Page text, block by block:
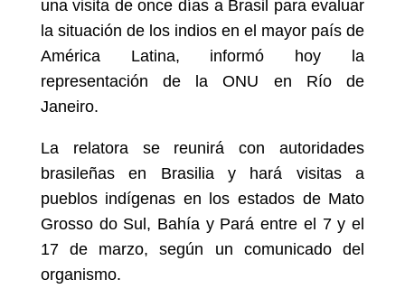
una visita de once días a Brasil para evaluar
la situación de los indios en el mayor país de
América Latina, informó hoy la
representación de la ONU en Río de
Janeiro.
La relatora se reunirá con autoridades
brasileñas en Brasilia y hará visitas a
pueblos indígenas en los estados de Mato
Grosso do Sul, Bahía y Pará entre el 7 y el
17 de marzo, según un comunicado del
organismo.